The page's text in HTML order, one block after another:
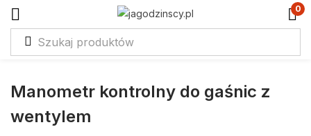
0
Manometr kontrolny do gaśnic z
wentylem